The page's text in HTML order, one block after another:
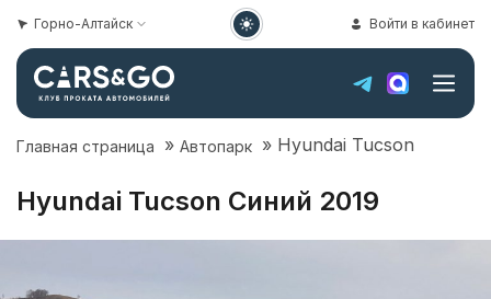
Горно-Алтайск Войти в кабинет
Главная страница » Автопарк » Hyundai Tucson
Hyundai Tucson Синий 2019